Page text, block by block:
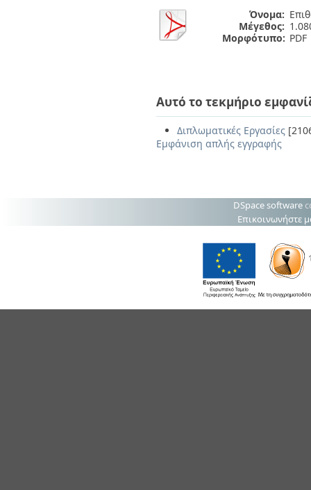
Όνομα:
Μέγεθος:
Μορφότυπο: PDF
Αυτό το τεκμήριο
Διπλωματικές Εργασίες
Εμφάνιση απλής εγγραφής
DSpace software
Επικοινωνήστε